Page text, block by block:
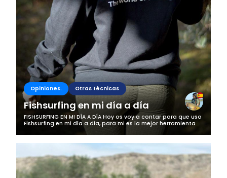
Opiniones. Otras técnicas
Fishsurfing en mi día a día
FISHSURFING EN MI DÍA A DÍA Hoy os voy a contar para que uso
Fishsurfing en mi día a día, para mi es la mejor herramienta
que tengo para la pesca, me gusta que es una apliacación
de pescadores...